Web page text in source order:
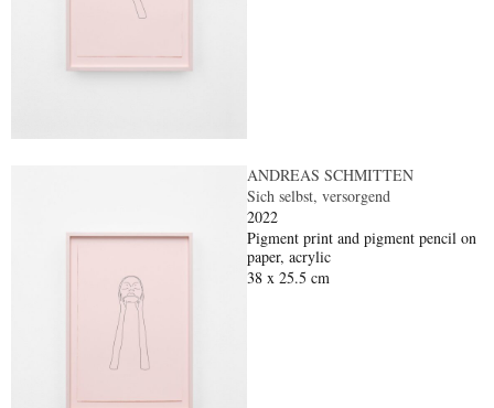
ANDREAS SCHMITTEN
Sich selbst, versorgend
2022
Pigment print and pigment pencil on
paper, acrylic
38 x 25.5 cm